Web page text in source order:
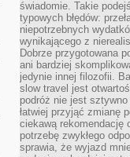
świadomie. Takie
typowych błędów:
niepotrzebnych
wynikającego z
Dobrze przygotowana
ani bardziej
jedynie innej filozofii.
slow travel jest
podróż nie jest
łatwiej przyjąć zmianę
ciekawą rekomendację
potrzebę zwykłego
sprawia, że wyjazd